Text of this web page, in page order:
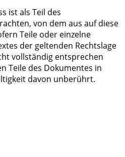
ist als Teil des
von dem aus auf diese
Teile oder einzelne
der geltenden Rechtslage
vollständig entsprechen
Teile des Dokumentes in
davon unberührt.